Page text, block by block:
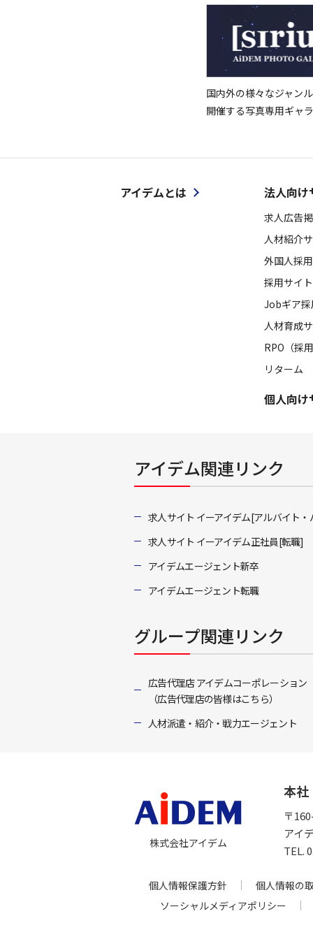
国内外の様々なジャン
開催する写真専用ギャ
アイデムとは 法人向け
求人広告
人材紹介
外国人採用
採用サイ
Jobギア
人材育成
RPO（採
リターム
個人向け
アイデム関連リンク
求人サイト イーアイデム[アルバイト
求人サイト イーアイデム正社員[転職]
アイデムエージェント新卒
アイデムエージェント転職
グループ関連リンク
広告代理店 アイデムコーポレーション
（広告代理店の皆様はこちら）
人材派遣・紹介・戦力エージェント
株式会社アイデム
本社
〒
アイ
TEL.
個人情報保護方針
個人情報の
ソーシャルメディアポリシー